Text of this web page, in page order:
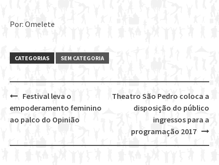
Por: Omelete
CATEGORIAS SEM CATEGORIA
Post
navigation
Theatro São Pedro coloca a
disposição do público
ingressos para a
programação 2017
Festival leva o
empoderamento feminino
ao palco do Opinião